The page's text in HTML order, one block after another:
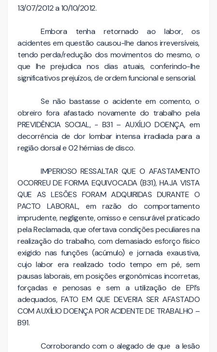
13/07/2012 a 10/10/2012.
Embora tenha retornado ao labor, os
acidentes em questão causou-lhe danos irreversíveis,
tendo perda/redução dos movimentos do mesmo, o
que lhe prejudica nos dias atuais, conferindo-lhe
significativos prejuízos, de ordem funcional e sensorial.
Se não bastasse o acidente em comento, o
obreiro fora afastado novamente do trabalho pela
PREVIDÊNCIA SOCIAL, - B31 – AUXÍLIO DOENÇA, em
decorrência de dor lombar intensa irradiada para a
região dorsal e 02 hérnias de disco.
IMPERIOSO RESSALTAR QUE O AFASTAMENTO
OCORREU DE FORMA EQUIVOCADA (B31), HAJA VISTA
QUE AS LESÕES FORAM ADQUIRIDAS DURANTE O
PACTO LABORAL, em razão do comportamento
imprudente, negligente, omisso e censurável praticado
pela Reclamada, que ofertava condições peculiares na
realização do trabalho, com demasiado esforço físico
exigido nas funções (acúmulo) e jornada exaustiva,
cujo labor era realizado todo tempo em pé, sem
pausas laborais, em posições ergonômicas incorretas,
forçadas e penosas e sem a utilização de EPI’s
adequados, FATO EM QUE DEVERIA SER AFASTADO
COM AUXÍLIO DOENÇA POR ACIDENTE DE TRABALHO –
B91.
Corroborando com o alegado de que a lesão